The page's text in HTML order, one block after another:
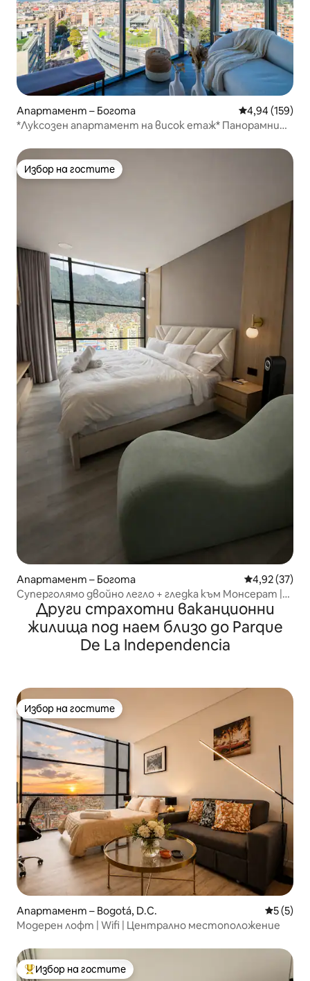
Апартамент – Богота Средна
4,94 (159)
*Луксозен апартамент на висок етаж* Панорамни
Избор на гостите
Избор на гостите
Апартамент – Богота Средна
4,92 (37)
Суперголямо двойно легло + гледка към Монсерат |
Етаж 19
Други страхотни ваканционни
жилища под наем близо до Parque
De La Independencia
Избор на гостите
Избор на гостите
Апартамент – Bogotá, D.C. Средна
5 (5)
Модерен лофт | Wifi | Централно местоположение
Най-популярен избор на гостите
Избор на гостите